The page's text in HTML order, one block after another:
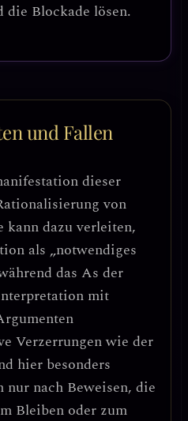
die Blockade lösen.
und Fallen
dieser
von
kann dazu verleiten,
als „notwendiges
das As der
mit
Verzerrungen wie der
hier besonders
nur nach Beweisen, die
Bleiben oder zum